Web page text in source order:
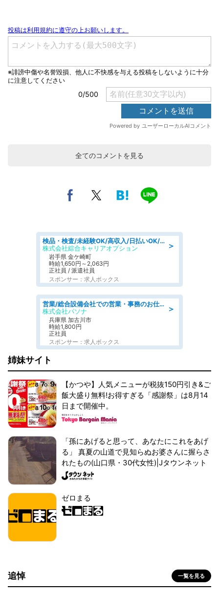
全てのコメントを見る
＞
検品・検査/未経験OK/高収入/日払いOK/交替制/20・30・40代活躍中
株式会社綜合キャリアオプション
岩手県 金ケ崎町
時給1,650円～2,063円
正社員 / 派遣社員
スポンサー：求人ボックス
＞
営業/総合設備会社での営業・事務のお仕事/即日勤務可/車通勤可/営業/営業事務
株式会社パソナ
兵庫県 加古川市
時給1,800円
正社員
スポンサー：求人ボックス
姉妹サイト
【かつや】人気メニューが税抜150円引き&ご
飯大盛り無料!お得すぎる「感謝祭」は8月14
日まで開催中。
「孫にあげると思って、あなたにこれをあげ
る」 真夏の山道で見知らぬお婆さんに握らさ
れたもの(山口県・30代女性)|Jタウンネット
ゼロまる
追悼 一覧を見る